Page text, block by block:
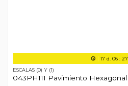
17 d. 06 :27
ESCALAS (0) Y (1)
043PH111 Pavimiento Hexagonal